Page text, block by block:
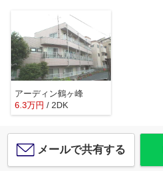
アーディン鶴ヶ峰
6.3万円 / 2DK
メールで共有する